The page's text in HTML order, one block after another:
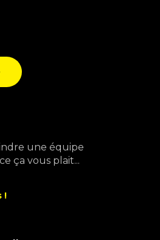
une équipe
ça vous plait...
!